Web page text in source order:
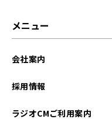
メニュー
会社案内
採用情報
ラジオCMご利用案内